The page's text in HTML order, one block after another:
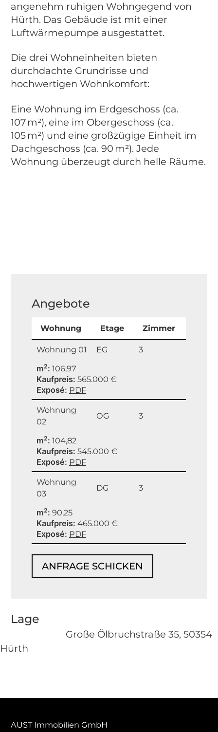
angenehm ruhigen Wohngegend von
Hürth. Das Gebäude ist mit einer
Luftwärmepumpe ausgestattet.
Die drei Wohneinheiten bieten
durchdachte Grundrisse und
hochwertigen Wohnkomfort:
Eine Wohnung im Erdgeschoss (ca.
107 m²), eine im Obergeschoss (ca.
105 m²) und eine großzügige Einheit im
Dachgeschoss (ca. 90 m²). Jede
Wohnung überzeugt durch helle Räume.
Angebote
Wohnung Etage Zimmer
Wohnung 01 EG
3
m2
106,97
Kaufpreis 565.000 €
Exposé PDF
Wohnung
02
OG 3
m2
104,82
Kaufpreis 545.000 €
Exposé PDF
Wohnung
03
DG 3
m2
90,25
Kaufpreis 465.000 €
Exposé PDF
ANFRAGE SCHICKEN
Lage
Große Ölbruchstraße 35, 50354
Hürth
AUST Immobilien GmbH